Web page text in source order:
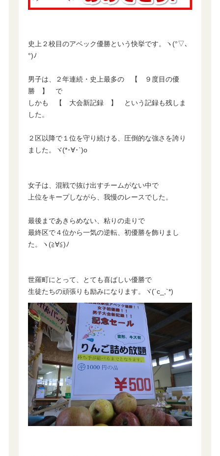
史上２校目のアベック優勝という快挙です。ヽ(°▽､
°)ﾉ
男子は、２年連続・史上最多の 【 ９度目の優
勝 】 で
しかも 【 大会新記録 】 という記録も残しま
した。
２区以降で１位を守り続ける、圧倒的な強さを誇り
ました。ヾ(*･∀･`)o
女子は、混戦で抜け出すチームがない中で
上位をキープしながら、我慢のレースでした。
最後まであきらめない、粘りの走りで
最終区で４位から一気の逆転、初優勝を飾りまし
た。ヽ(≧∀≦)ﾉ
世羅町にとって、とても喜ばしい優勝で
生徒たちの頑張りも励みになります。ヾ(´c_,`*)